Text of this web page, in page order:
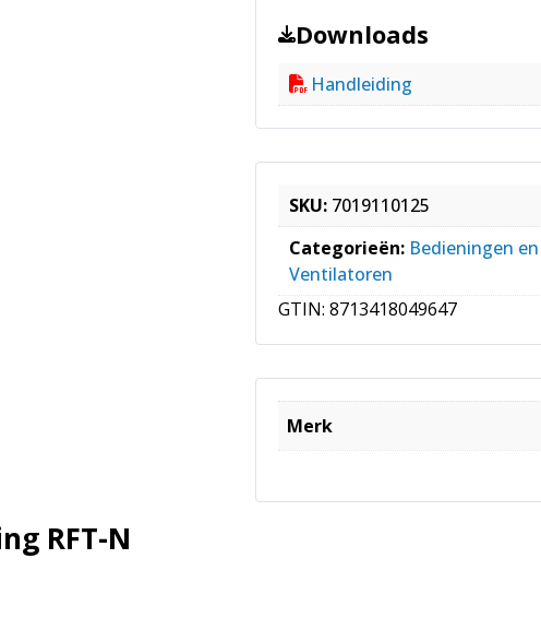
RFT-N
Downloads
Handleiding
SKU: 7019110125
Categorieën: Bedieningen
Ventilatoren
GTIN: 8713418049647
Merk